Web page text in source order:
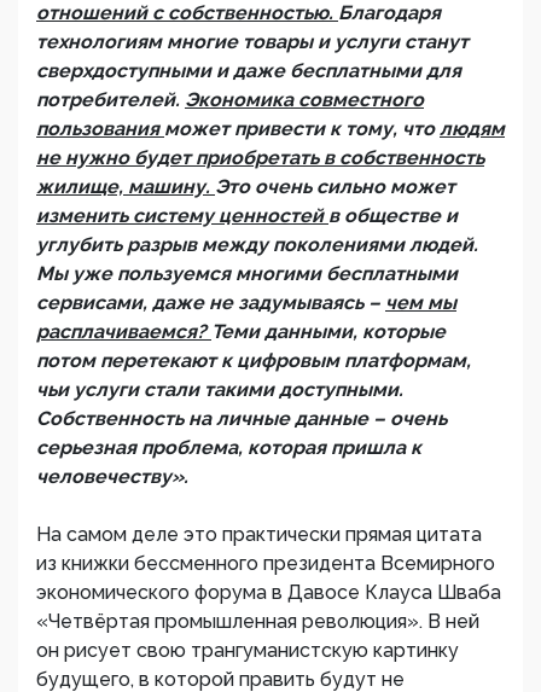
отношений с собственностью. Благодаря
технологиям многие товары и услуги станут
сверхдоступными и даже бесплатными для
потребителей. Экономика совместного
пользования может привести к тому, чтолюдям
не нужно будет приобретать в собственность
жилище, машину. Это очень сильно может
изменить систему ценностей в обществе и
углубить разрыв между поколениями людей.
Мы уже пользуемся многими бесплатными
сервисами, даже не задумываясь – чем мы
расплачиваемся? Теми данными, которые
потом перетекают к цифровым платформам,
чьи услуги стали такими доступными.
Собственность на личные данные – очень
серьезная проблема, которая пришла к
человечеству».
На самом деле это практически прямая цитата
из книжки бессменного президента Всемирного
экономического форума в Давосе Клауса Шваба
«Четвёртая промышленная революция». В ней
он рисует свою трангуманистскую картинку
будущего, в которой править будут не